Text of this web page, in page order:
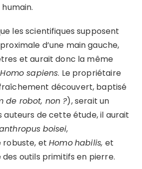
les scientifiques supposent
d’une main gauche,
et aurait donc la même
Homo sapiens. Le propriétaire
découvert, baptisé
de robot, non ?), serait un
auteurs de cette étude, il aurait
boisei,
robuste, etHomohabilis,et
outils primitifs en pierre.